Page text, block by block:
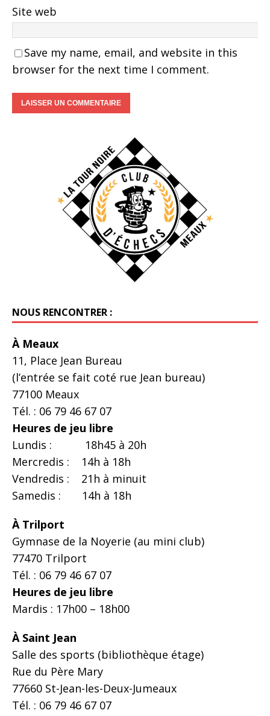
Site web
Save my name, email, and website in this
browser for the next time I comment.
NOUS RENCONTRER :
À Meaux
11, Place Jean Bureau
(l’entrée se fait coté rue Jean bureau)
77100 Meaux
Tél. : 06 79 46 67 07
Heures de jeu libre
Lundis : 18h45 à 20h
Mercredis : 14h à 18h
Vendredis : 21h à minuit
Samedis : 14h à 18h
À Trilport
Gymnase de la Noyerie (au mini club)
77470 Trilport
Tél. : 06 79 46 67 07
Heures de jeu libre
Mardis : 17h00 – 18h00
À Saint Jean
Salle des sports (bibliothèque étage)
Rue du Père Mary
77660 St-Jean-les-Deux-Jumeaux
Tél. : 06 79 46 67 07